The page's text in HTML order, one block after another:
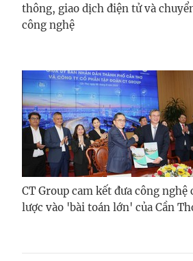
thông, giao dịch điện tử và
công nghệ
CT Group cam kết đưa công nghệ
lược vào 'bài toán lớn' của Cần